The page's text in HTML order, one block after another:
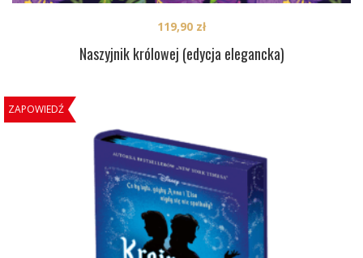
Naszyjnik królowej (edycja elegancka)
119,90 zł
ZAPOWIEDŹ